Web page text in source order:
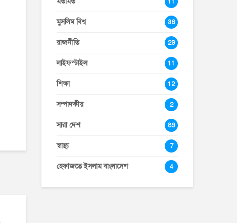
11
মুসলিম বিশ্ব 36
রাজনীতি 29
লাইফস্টাইল 11
শিক্ষা 12
সম্পাদকীয় 2
সারা দেশ 89
স্বাস্থ্য 7
হেফাজতে ইসলাম বাংলাদেশ 4